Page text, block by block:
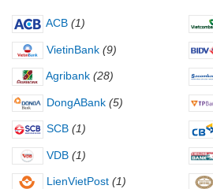
ACB (1)
VietinBank (9)
Agribank (28)
DongABank (5)
SCB (1)
VDB (1)
LienVietPost (1)